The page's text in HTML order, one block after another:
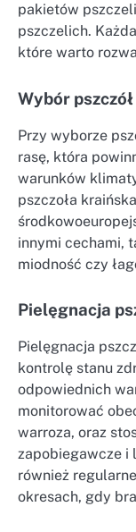
pakietów
pszczelich.
które warto
Wybór pszczół
Przy wyborze
rasę, która
warunków
pszczoła
innymi cechami,
miodność czy
Pielęgnacja
Pielęgnacja
kontrolę stanu
odpowiednich
monitorować
warroza, oraz
zapobiegawcze i
również
okresach, gdy